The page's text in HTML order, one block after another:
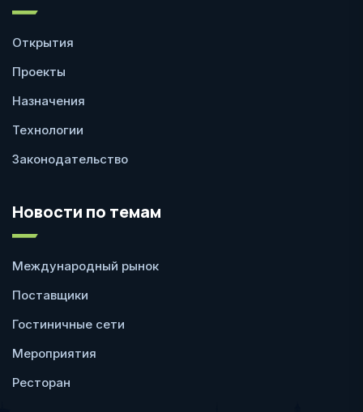
Открытия
Проекты
Назначения
Технологии
Законодательство
Новости по темам
Международный рынок
Поставщики
Гостиничные сети
Мероприятия
Ресторан